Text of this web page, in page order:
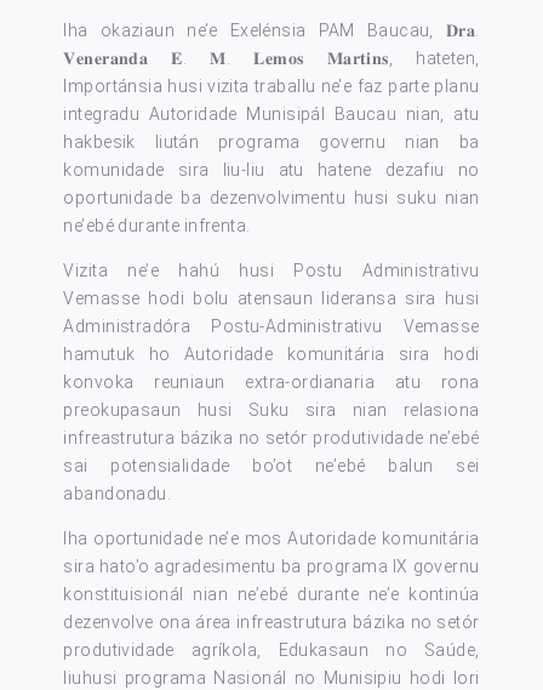
Iha okaziaun ne’e Exelénsia PAM Baucau, 𝐃𝐫𝐚.
𝐕𝐞𝐧𝐞𝐫𝐚𝐧𝐝𝐚 𝐄. 𝐌. 𝐋𝐞𝐦𝐨𝐬 𝐌𝐚𝐫𝐭𝐢𝐧𝐬, hateten,
Importánsia husi vizita traballu ne’e faz parte planu
integradu Autoridade Munisipál Baucau nian, atu
hakbesik liután programa governu nian ba
komunidade sira liu-liu atu hatene dezafiu no
oportunidade ba dezenvolvimentu husi suku nian
ne’ebé durante infrenta.
Vizita ne’e hahú husi Postu Administrativu
Vemasse hodi bolu atensaun lideransa sira husi
Administradóra Postu-Administrativu Vemasse
hamutuk ho Autoridade komunitária sira hodi
konvoka reuniaun extra-ordianaria atu rona
preokupasaun husi Suku sira nian relasiona
infreastrutura bázika no setór produtividade ne’ebé
sai potensialidade bo’ot ne’ebé balun sei
abandonadu.
Iha oportunidade ne’e mos Autoridade komunitária
sira hato’o agradesimentu ba programa IX governu
konstituisionál nian ne’ebé durante ne’e kontinúa
dezenvolve ona área infreastrutura bázika no setór
produtividade agríkola, Edukasaun no Saúde,
liuhusi programa Nasionál no Munisipiu hodi lori